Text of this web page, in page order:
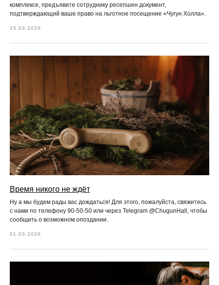
комплексе, предъявите сотруднику ресепшен документ,
подтверждающий ваше право на льготное посещение «Чугун Холла».
15.03.2026
Время никого не ждёт
Ну а мы будем рады вас дождаться! Для этого, пожалуйста, свяжитесь
с нами по телефону 90-50-50 или через Telegram @ChugunHall, чтобы
сообщить о возможном опоздании.
01.03.2026